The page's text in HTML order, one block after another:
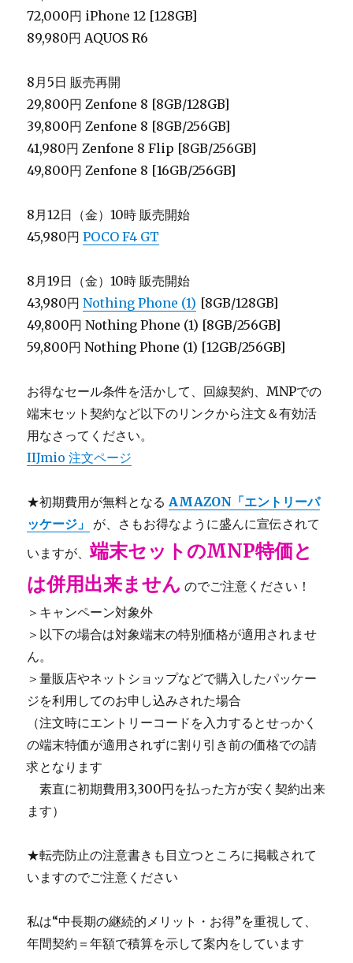
72,000円 iPhone 12 [128GB]
89,980円 AQUOS R6
8月5日 販売再開
29,800円 Zenfone 8 [8GB/128GB]
39,800円 Zenfone 8 [8GB/256GB]
41,980円 Zenfone 8 Flip [8GB/256GB]
49,800円 Zenfone 8 [16GB/256GB]
8月12日（金）10時 販売開始
45,980円POCO F4 GT
8月19日（金）10時 販売開始
43,980円Nothing Phone (1) [8GB/128GB]
49,800円 Nothing Phone (1) [8GB/256GB]
59,800円 Nothing Phone (1) [12GB/256GB]
お得なセール条件を活かして、回線契約、MNPでの
端末セット契約など以下のリンクから注文＆有効活
用なさってください。
IIJmio 注文ページ
★初期費用が無料となるAMAZON「エントリーパ
ッケージ」
が、さもお得なように盛んに宣伝されて
いますが、端末セットのMNP特価と
は併用出来ません のでご注意ください！
＞キャンペーン対象外
＞以下の場合は対象端末の特別価格が適用されませ
ん。
＞量販店やネットショップなどで購入したパッケー
ジを利用してのお申し込みされた場合
（注文時にエントリーコードを入力するとせっかく
の端末特価が適用されずに割り引き前の価格での請
求となります
＿素直に初期費用3,300円を払った方が安く契約出来
ます）
★転売防止の注意書きも目立つところに掲載されて
いますのでご注意ください
私は“中長期の継続的メリット・お得”を重視して、
年間契約＝年額で積算を示して案内をしています